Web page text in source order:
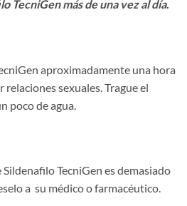
TecniGen más de una vez al día.
aproximadamente una hora
sexuales. Trague el
poco de agua.
TecniGen es demasiado
a su médico o farmacéutico.